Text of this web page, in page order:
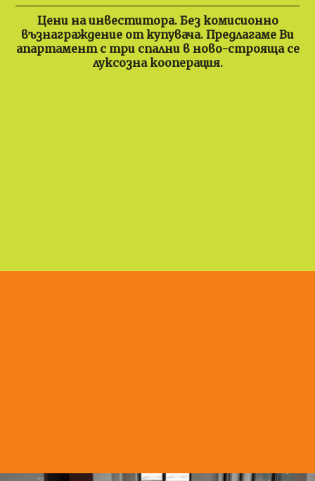
Цени на инвеститора. Без комисионно
възнаграждение от купувача. Предлагаме Ви
апартамент с три спални в ново-строяща се
луксозна кооперация.